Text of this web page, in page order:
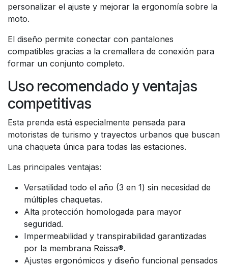
personalizar el ajuste y mejorar la ergonomía sobre la
moto.
El diseño permite conectar con pantalones
compatibles gracias a la cremallera de conexión para
formar un conjunto completo.
Uso recomendado y ventajas
competitivas
Esta prenda está especialmente pensada para
motoristas de turismo y trayectos urbanos que buscan
una chaqueta única para todas las estaciones.
Las principales ventajas:
Versatilidad todo el año (3 en 1) sin necesidad de
múltiples chaquetas.
Alta protección homologada para mayor
seguridad.
Impermeabilidad y transpirabilidad garantizadas
por la membrana Reissa®.
Ajustes ergonómicos y diseño funcional pensados